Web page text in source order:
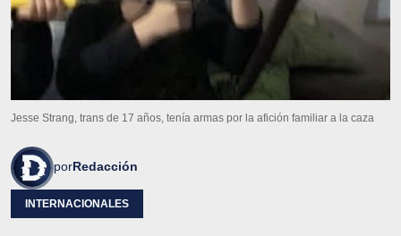
Jesse Strang, trans de 17 años, tenía armas por la afición familiar a la caza
porRedacción
INTERNACIONALES